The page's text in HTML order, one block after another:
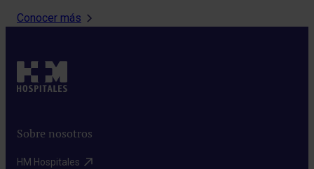
Conocer más
Sobre nosotros
HM Hospitales​